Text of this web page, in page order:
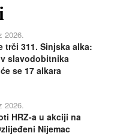
2026.
trči 311. Sinjska alka:
slavodobitnika
se 17 alkara
2026.
HRZ-a u akciji na
Nijemac